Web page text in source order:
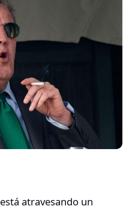
está atravesando un